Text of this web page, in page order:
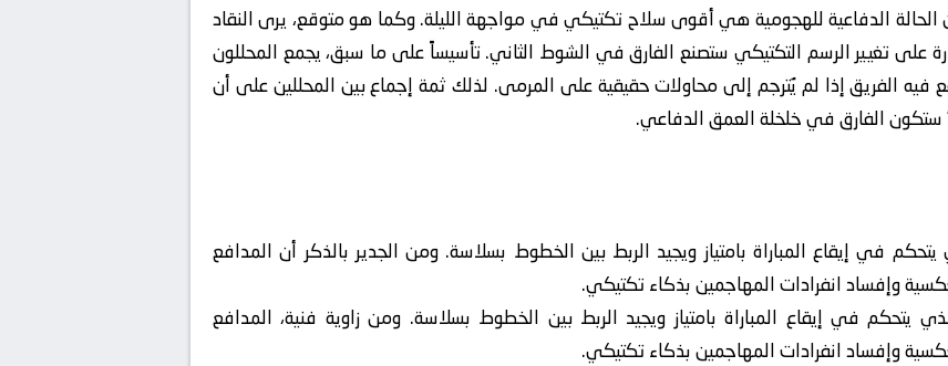
الحالة الدفاعية للهجومية هي أقوى سلاح تكتيكي في مواجهة الليلة. وكما هو متوقع، يرى النقاد
على تغيير الرسم التكتيكي ستصنع الفارق في الشوط الثاني. تأسيساً على ما سبق، يجمع المحللون
الفريق إذا لم يُترجم إلى محاولات حقيقية على المرمى. لذلك ثمة إجماع بين المحللين على أن
ستكون الفارق في خلخلة العمق الدفاعي.
في إيقاع المباراة بامتياز ويجيد الربط بين الخطوط بسلاسة. ومن الجدير بالذكر أن المدافع
وإفساد انفرادات المهاجمين بذكاء تكتيكي.
يتحكم في إيقاع المباراة بامتياز ويجيد الربط بين الخطوط بسلاسة. ومن زاوية فنية، المدافع
وإفساد انفرادات المهاجمين بذكاء تكتيكي.